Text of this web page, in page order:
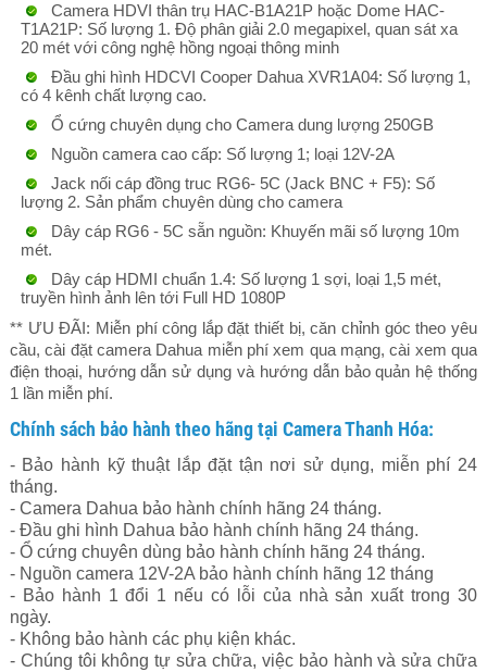
Camera HDVI thân trụ HAC-B1A21P hoặc Dome HAC-
T1A21P: Số lượng 1. Độ phân giải 2.0 megapixel, quan sát xa
20 mét với công nghệ hồng ngoại thông minh
Đầu ghi hình HDCVI Cooper Dahua XVR1A04: Số lượng 1,
có 4 kênh chất lượng cao.
Ổ cứng chuyên dụng cho Camera dung lượng 250GB
Nguồn camera cao cấp: Số lượng 1; loại 12V-2A
Jack nối cáp đồng truc RG6- 5C (Jack BNC + F5): Số
lượng 2. Sản phẩm chuyên dùng cho camera
Dây cáp RG6 - 5C sẵn nguồn: Khuyến mãi số lượng 10m
mét.
Dây cáp HDMI chuẩn 1.4: Số lượng 1 sợi, loại 1,5 mét,
truyền hình ảnh lên tới Full HD 1080P
** ƯU ĐÃI: Miễn phí công lắp đặt thiết bị, căn chỉnh góc theo yêu
cầu, cài đặt camera Dahua miễn phí xem qua mạng, cài xem qua
điện thoại, hướng dẫn sử dụng và hướng dẫn bảo quản hệ thống
1 lần miễn phí.
Chính sách bảo hành theo hãng tại Camera Thanh Hóa:
- Bảo hành kỹ thuật lắp đặt tận nơi sử dụng, miễn phí 24
tháng.
- Camera Dahua bảo hành chính hãng 24 tháng.
- Đầu ghi hình Dahua bảo hành chính hãng 24 tháng.
- Ổ cứng chuyên dùng bảo hành chính hãng 24 tháng.
- Nguồn camera 12V-2A bảo hành chính hãng 12 tháng
- Bảo hành 1 đổi 1 nếu có lỗi của nhà sản xuất trong 30
ngày.
- Không bảo hành các phụ kiện khác.
- Chúng tôi không tự sửa chữa, việc bảo hành và sửa chữa